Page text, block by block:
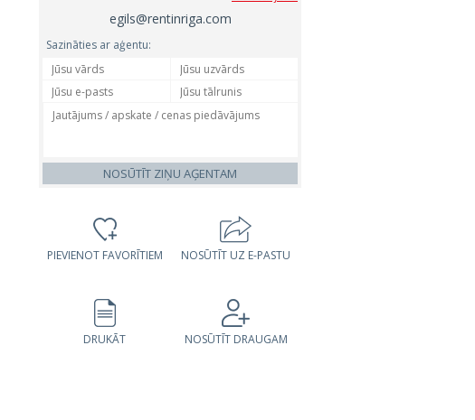
egils@rentinriga.com
Sazināties ar aģentu:
NOSŪTĪT ZIŅU AĢENTAM
PIEVIENOT FAVORĪTIEM NOSŪTĪT UZ E-PASTU
DRUKĀT NOSŪTĪT DRAUGAM